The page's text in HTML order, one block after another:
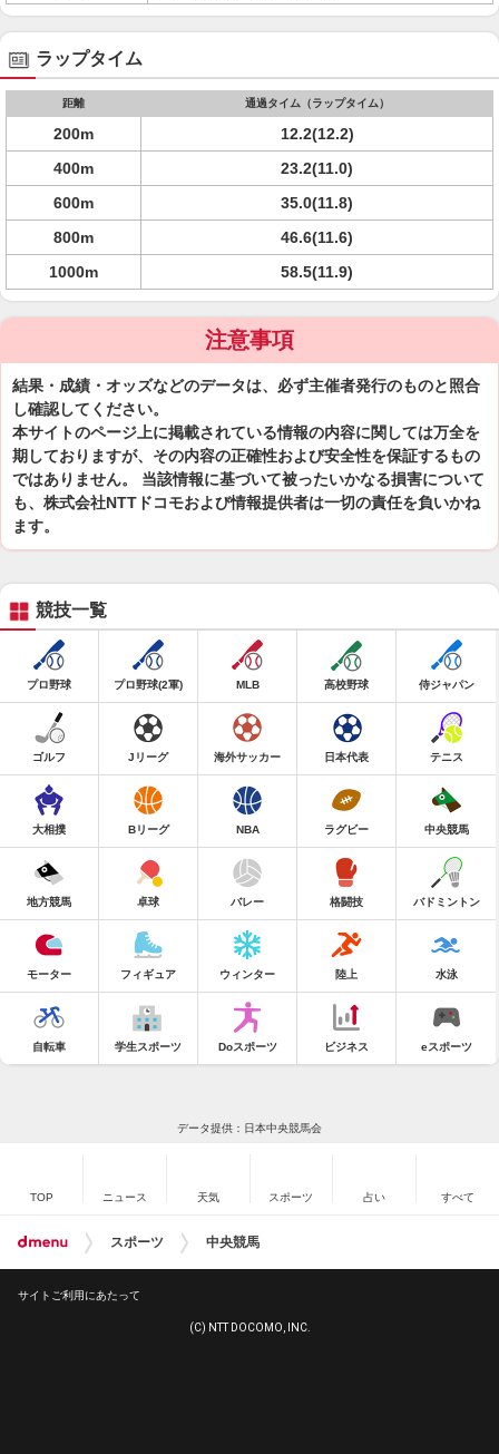
ラップタイム
距離 通過タイム（ラップタイム）
200m
12.2(12.2)
400m
23.2(11.0)
600m
35.0(11.8)
800m
46.6(11.6)
1000m
58.5(11.9)
注意事項
結果・成績・オッズなどのデータは、必ず主催者発行のものと照合
し確認してください。
本サイトのページ上に掲載されている情報の内容に関しては万全を
期しておりますが、その内容の正確性および安全性を保証するもの
ではありません。 当該情報に基づいて被ったいかなる損害について
も、株式会社NTTドコモおよび情報提供者は一切の責任を負いかね
ます。
競技一覧
プロ野球 プロ野球(2軍) MLB 高校野球 侍ジャパン
ゴルフ Jリーグ 海外サッカー 日本代表 テニス
大相撲 Bリーグ NBA ラグビー 中央競馬
地方競馬 卓球 バレー 格闘技 バドミントン
モーター フィギュア ウィンター 陸上 水泳
自転車 学生スポーツ Doスポーツ ビジネス eスポーツ
データ提供：日本中央競馬会
TOP ニュース 天気 スポーツ 占い すべて
スポーツ 中央競馬
サイトご利用にあたって
(C) NTT DOCOMO, INC.